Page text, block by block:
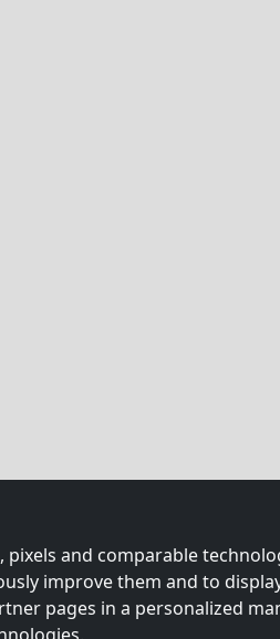
pixels and comparable
improve them and to
pages in a personalized